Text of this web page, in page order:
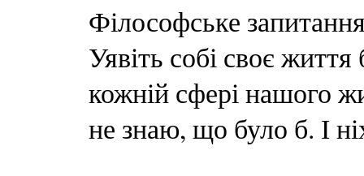
Філософське
Уявіть собі своє
кожній сфері нашого
не знаю, що було б. І